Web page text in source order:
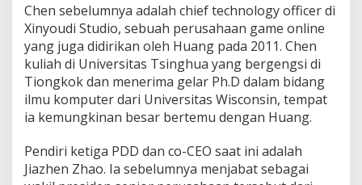
Chen sebelumnya adalah chief technology officer di
Xinyoudi Studio, sebuah perusahaan game online
yang juga didirikan oleh Huang pada 2011. Chen
kuliah di Universitas Tsinghua yang bergengsi di
Tiongkok dan menerima gelar Ph.D dalam bidang
ilmu komputer dari Universitas Wisconsin, tempat
ia kemungkinan besar bertemu dengan Huang.
Pendiri ketiga PDD dan co-CEO saat ini adalah
Jiazhen Zhao. Ia sebelumnya menjabat sebagai